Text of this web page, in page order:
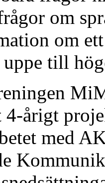
om
om
till
årigt
med